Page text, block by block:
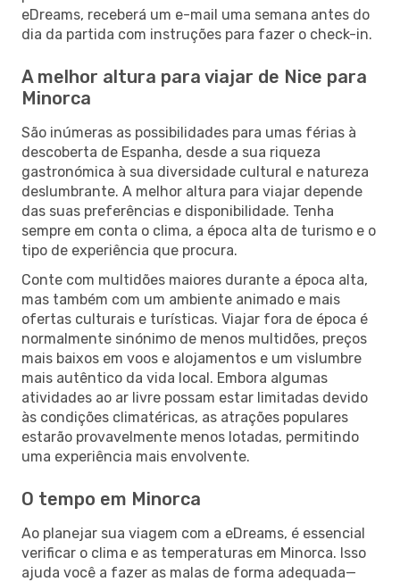
eDreams, receberá um e-mail uma semana antes do
dia da partida com instruções para fazer o check-in.
A melhor altura para viajar de Nice para
Minorca
São inúmeras as possibilidades para umas férias à
descoberta de Espanha, desde a sua riqueza
gastronómica à sua diversidade cultural e natureza
deslumbrante. A melhor altura para viajar depende
das suas preferências e disponibilidade. Tenha
sempre em conta o clima, a época alta de turismo e o
tipo de experiência que procura.
Conte com multidões maiores durante a época alta,
mas também com um ambiente animado e mais
ofertas culturais e turísticas. Viajar fora de época é
normalmente sinónimo de menos multidões, preços
mais baixos em voos e alojamentos e um vislumbre
mais autêntico da vida local. Embora algumas
atividades ao ar livre possam estar limitadas devido
às condições climatéricas, as atrações populares
estarão provavelmente menos lotadas, permitindo
uma experiência mais envolvente.
O tempo em Minorca
Ao planejar sua viagem com a eDreams, é essencial
verificar o clima e as temperaturas em Minorca. Isso
ajuda você a fazer as malas de forma adequada—